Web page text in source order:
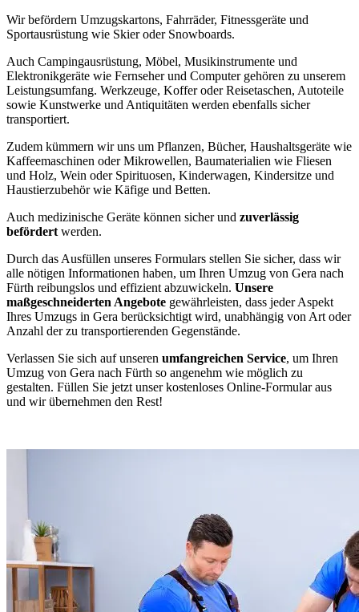
Wir befördern Umzugskartons, Fahrräder, Fitnessgeräte und
Sportausrüstung wie Skier oder Snowboards.
Auch Campingausrüstung, Möbel, Musikinstrumente und
Elektronikgeräte wie Fernseher und Computer gehören zu unserem
Leistungsumfang. Werkzeuge, Koffer oder Reisetaschen, Autoteile
sowie Kunstwerke und Antiquitäten werden ebenfalls sicher
transportiert.
Zudem kümmern wir uns um Pflanzen, Bücher, Haushaltsgeräte wie
Kaffeemaschinen oder Mikrowellen, Baumaterialien wie Fliesen
und Holz, Wein oder Spirituosen, Kinderwagen, Kindersitze und
Haustierzubehör wie Käfige und Betten.
Auch medizinische Geräte können sicher und zuverlässig
befördert werden.
Durch das Ausfüllen unseres Formulars stellen Sie sicher, dass wir
alle nötigen Informationen haben, um Ihren Umzug von Gera nach
Fürth reibungslos und effizient abzuwickeln. Unsere
maßgeschneiderten Angebote gewährleisten, dass jeder Aspekt
Ihres Umzugs in Gera berücksichtigt wird, unabhängig von Art oder
Anzahl der zu transportierenden Gegenstände.
Verlassen Sie sich auf unseren umfangreichen Service, um Ihren
Umzug von Gera nach Fürth so angenehm wie möglich zu
gestalten. Füllen Sie jetzt unser kostenloses Online-Formular aus
und wir übernehmen den Rest!